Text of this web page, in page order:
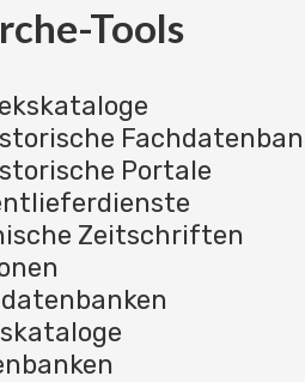
Tools
Portale
Zeitschriften